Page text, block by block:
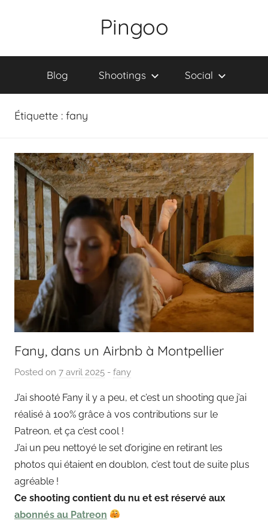
Pingoo
Blog Shootings Social
Étiquette : fany
Fany, dans un Airbnb à Montpellier
Posted on 7 avril 2025 b
P
a
i
n
g
u
t
- fany
J’ai shooté Fany il y a peu, et c’est un shooting que j’ai
réalisé à 100% grâce à vos contributions sur le
Patreon, et ça c’est cool !
J’ai un peu nettoyé le set d’origine en retirant les
photos qui étaient en doublon, c’est tout de suite plus
agréable !
Ce shooting contient du nu et est réservé aux
abonnés au Patreon